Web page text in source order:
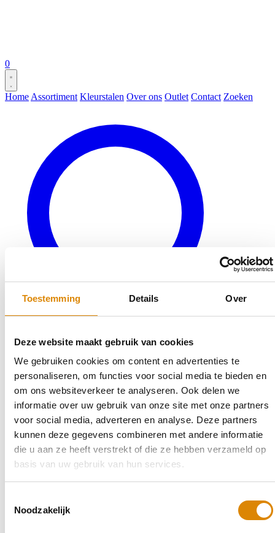
Toestemming Details Over
Deze website maakt gebruik van cookies
We gebruiken cookies om content en advertenties te
personaliseren, om functies voor social media te bieden en
om ons websiteverkeer te analyseren. Ook delen we
informatie over uw gebruik van onze site met onze partners
voor social media, adverteren en analyse. Deze partners
kunnen deze gegevens combineren met andere informatie
die u aan ze heeft verstrekt of die ze hebben verzameld op
basis van uw gebruik van hun services.
Noodzakelijk
0
Home Assortiment Kleurstalen Over ons Outlet Contact Zoeken
Veelgestelde vragen
Bereken uw keukenblad
Terug naar productaanbod
Outlet